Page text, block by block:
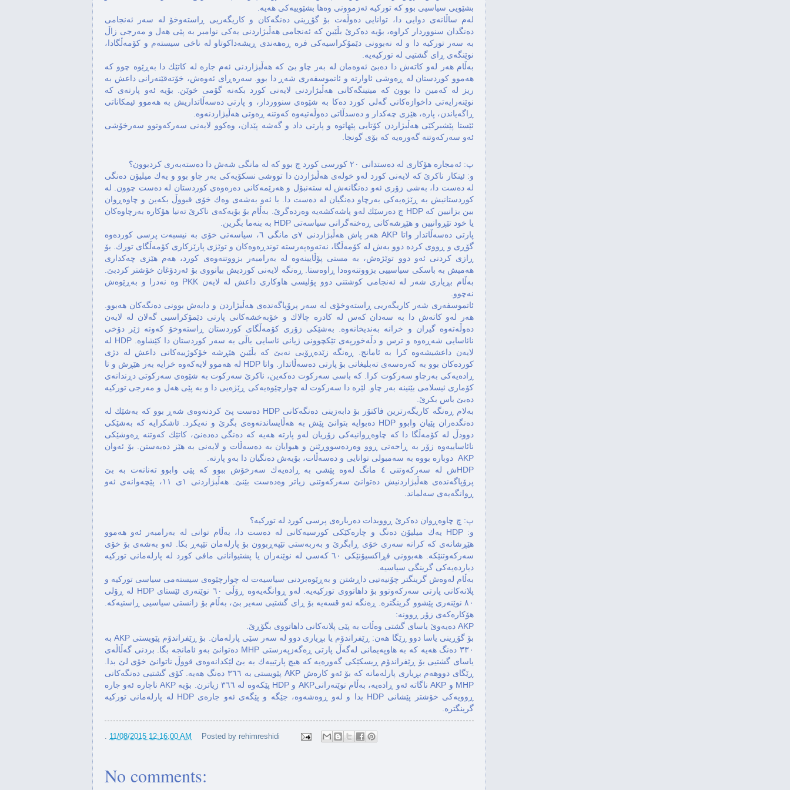
بشێویی سیاسیی بوو كه توركیه ئەزموونی وەها بشێوییەكی هەیه.
لەم ساڵانەی دوایی دا، توانایی دەوڵەت بۆ گۆڕینی دەنگەكان و كاریگەریی ڕاستەوخۆ له سەر ئەنجامی
دەنگدان سنووردار كراوه، بۆیه دەكرێ بڵێین كه ئەنجامی هەڵبژاردنی یەكی نوامبر به پێی هەل و مەرجی زاڵ
به سەر توركیه دا و له نەبوونی دێمۆكراسیەكی فره ڕەهەندی ڕیشەداكوتاو له ناخی سیستەم و كۆمەڵگادا،
نوێنگەی ڕای گشتیی له توركیەیه.
بەڵام هەر لەو كاتەش دا دەبێ ئەوەمان له بەر چاو بێ كه هەڵبژاردنی ئەم جاره له كاتێك دا بەڕێوه چوو كه
هەموو كوردستان له ڕەوشی ئاوارته و ئاتموسفەری شەڕ دا بوو. سەرەڕای ئەوەش، خۆتەقێنەرانی داعش به
ریز له كەمین دا بوون كه میتینگەكانی هەڵبژاردنی لایەنی كورد بكەنه گۆمی خوێن. بۆیه ئەو پارتەی كه
نوێنەرایەتی داخوازەكانی گەلی كورد دەكا به شێوەی سنووردار، و پارتی دەسەڵاتداریش به هەموو ئیمكاناتی
ڕاگەیاندن، پاره، هێزی چەكدار و دەسدڵاتی دەوڵەتیەوه كەوتنه ڕەوتی هەڵبژاردنەوه.
ئێستا پێشبركێی هەڵبژاردن كۆتایی پێهاتوه و پارتی داد و گەشه پێدان، وەكوو لایەنی سەركەوتوو سەرخۆشی
ئەو سەركەوتنه گەورەیه كه بۆی گونجا.
پ: ئەمجارە هۆكاری له دەستدانی ٢٠ كورسی كورد چ بوو کە لە مانگی شەش دا دەستەبەری کردبوون؟
و: ئینكار ناكرێ كه لایەنی كورد لەو خولەی هەڵبژاردن دا تووشی نسكۆیەكی بەر چاو بوو و یەك میلیۆن دەنگی
له دەست دا، بەشی زۆری ئەو دەنگانەش له ستەنبۆل و هەرێمەكانی دەرەوەی كوردستان له دەست چوون. له
كوردستانیش به ڕێژەیەكی بەرچاو دەنگیان له دەست دا. با ئەو بەشەی وەك خۆی قبووڵ بكەین و چاوەڕوان
بین بزانیین كه HDP چ دەرسێك لەو پاشەكشەیه وەردەگرێ. بەڵام بۆ بۆیەكەی ناكرێ تەنیا هۆكاره بەرچاوەكان
یا خود تێڕوانیین و هێڕشەكانی ڕەخنەگرانی سیاسەتی HDP به بنەما بگرین.
پارتی دەسەڵاتدار واتا AKP هەر پاش هەڵبژاردنی ٧ی مانگی ٦، سیاسەتی خۆی به نیسبەت پرسی كوردەوه
گۆڕی و ڕووی كرده دوو بەش له كۆمەڵگا، نەتەوەپەرسته توندڕەوەكان و توێژی پارێزكاری كۆمەڵگای تورك. بۆ
ڕازی كردنی ئەو دوو توێژەش، به مستی پۆڵایینەوه له بەرامبەر بزووتنەوەی كورد، هەم هێزی چەكداری
هەمیش بە باسكی سیاسییی بزووتنەوەدا ڕاوەستا. ڕەنگه لایەنی كوردیش بیانووی بۆ ئەردۆغان خۆشتر كردبێ.
بەڵام بڕیاری شەر له ئەنجامی كوشتنی دوو پۆلیسی هاوكاری داعش له لایەن PKK وه نەدرا و بەڕێوەش
نەچوو.
ئاتموسفەری شەر كاریگەریی ڕاستەوخۆی له سەر پرۆپاگەندەی هەڵبژاردن و دابەش بوونی دەنگەكان هەبوو.
هەر لەو كاتەش دا به سەدان كەس له كادره چالاك و خۆبەخشەكانی پارتی دێمۆكراسیی گەلان له لایەن
دەوڵەتەوه گیران و خرانه بەندیخانەوه. بەشێكی زۆری كۆمەڵگای كوردستان ڕاستەوخۆ كەوته ژێر دۆخی
نائاسایی شەڕەوه و ترس و دڵەخورپەی تێكچوونی ژیانی ئاسایی باڵی به سەر كوردستان دا كێشاوه. HDP له
لایەن داعشیشەوه كرا به ئامانج. ڕەنگه زێدەڕۆیی نەبێ كه بڵێین هێڕشه خۆكوژییەكانی داعش له دژی
كوردەكان بوو به كەرەسەی تەبلیغاتی بۆ پارتی دەسەڵاتدار. واتا HDP له هەموو لایەكەوه خرایه بەر هێڕش و تا
ڕادەیەكی بەرچاو سەركوت كرا. كه باسی سەركوت دەكەین، ناكرێ سەركوت به شێوەی سەركوتی دڕندانەی
كۆماری ئیسلامی بێنینه بەر چاو. لێره دا سەركوت له چوارچێوەیەكی ڕێژەیی دا و به پێی هەل و مەرجی توركیه
دەبێ باس بكرێ.
بەلام ڕەنگه كاریگەرترین فاكتۆر بۆ دابەزینی دەنگەكانی HDP دەست پێ كردنەوەی شەڕ بوو كه بەشێك له
دەنگدەران پێیان وابوو HDP دەبوایه بتوانێ پێش به هەڵایساندنەوەی بگرێ و نەیكرد. ئاشكرایه كه بەشێكی
دوودڵ له كۆمەڵگا دا كه چاوەڕوانیەكی زۆریان لەو پارته هەیه كه دەنگی دەدەنێ، كاتێك كەوتنه ڕەوشێكی
نائاساییەوه زۆر به ڕاحەتی ڕوو وەردەسووڕێنن و هیوایان به دەسەڵات و لایەنی به هێز دەبەستن. بۆ ئەوان
AKP دوباره بووه به سەمبولی توانایی و دەسەڵات، بۆیەش دەنگیان دا بەو پارته.
HDPش له سەركەوتنی ٤ مانگ لەوه پێشی به ڕادەیەك سەرخۆش ببوو كه پێی وابوو تەنانەت به بێ
پرۆپاگەندەی هەڵبژاردنیش دەتوانێ سەركەوتنی زیاتر وەدەست بێنێ. هەڵبژاردنی ١ی ١١، پێچەوانەی ئەو
ڕوانگەیەی سەلماند.
پ: چ چاوەڕوان دەكرێ ڕووبدات دەربارەی پرسی كورد له توركیه؟
و: HDP یەك میلیۆن دەنگ و چارەکێكی كورسیەكانی له دەست دا، بەڵام توانی له بەرامبەر ئەو هەموو
هێڕشانەی كه كرانه سەری خۆی ڕابگرێ و بەربەستی تێپەڕبوون بۆ پارلەمان تێپەڕ بكا. ئەو بەشەی بۆ خۆی
سەركەوتنێكه. هەبوونی فڕاكسیۆنێكی ٦٠ كەسی له نوێنەران یا پشتیوانانی مافی كورد له پارلەمانی توركیه
دیاردەیەكی گرینگی سیاسیه.
بەڵام لەوەش گرینگتر چۆنیەتیی داڕشتن و بەڕێوەبردنی سیاسیەت له چوارچێوەی سیستەمی سیاسی توركیه و
پلانەكانی پارتی سەركەوتوو بۆ داهاتووی توركیەیه. لەو ڕوانگەیەوه ڕۆڵی ٦٠ نوێنەری ئێستای HDP له ڕۆلی
٨٠ نوێنەری پێشوو گرینگتره. ڕەنگه ئەو قسەیه بۆ ڕای گشتیی سەیر بێ، بەڵام بۆ زانستی سیاسیی ڕاستیەكه.
هۆكارەکەی زۆر ڕوونه:
AKP دەیەوێ یاسای گشتی وەڵات به پێی پلانەكانی داهاتووی بگۆڕێ.
بۆ گۆڕینی یاسا دوو ڕێگا هەن: ڕێفراندۆم یا بڕیاری دوو له سەر سێی پارلەمان. بۆ ڕێفراندۆم پێویستی AKP بە
٣٣٠ دەنگ هەیه كه به هاوپەیمانی لەگەڵ پارتی ڕەگەزپەرستی MHP دەتوانێ بەو ئامانجه بگا. بردنی گەڵاڵەی
یاسای گشتیی بۆ ڕێفراندۆم ڕیسكێكی گەورەیه كه هیچ پارتییەك به بێ لێكدانەوەی قووڵ ناتوانێ خۆی لێ بدا.
ڕێگای دووهەم بڕیاری پارلەمانه كه بۆ ئەو كارەش AKP پێویستی به ٣٦٦ دەنگ هەیه. كۆی گشتیی دەنگەكانی
MHP و AKP ناگاته ئەو ڕادەیه، بەڵام نوێنەرانیAKP و HDP پێكەوه له ٣٦٦ زیاترن. بۆیه AKP ناچاره ئەو جاره
ڕوویەكی خۆشتر پێشانی HDP بدا و لەو ڕوەشەوه، جێگه و پێگەی ئەو جارەی HDP له پارلەمانی توركیه
گرینگتره.
11/08/2015 12:16:00 AM Posted by rehimreshidi
No comments: